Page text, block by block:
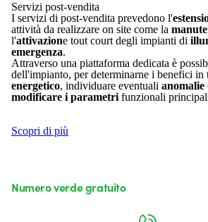
Servizi post-vendita
I servizi di post-vendita prevedono l'
attività da realizzare on site come la
l'attivazione tout court degli impianti di
emergenza.
Attraverso una piattaforma dedicata è
dell'impianto, per determinarne i benefici in
energetico, individuare eventuali anomalie
modificare i parametri funzionali
Scopri di più
Numero verde gratuito